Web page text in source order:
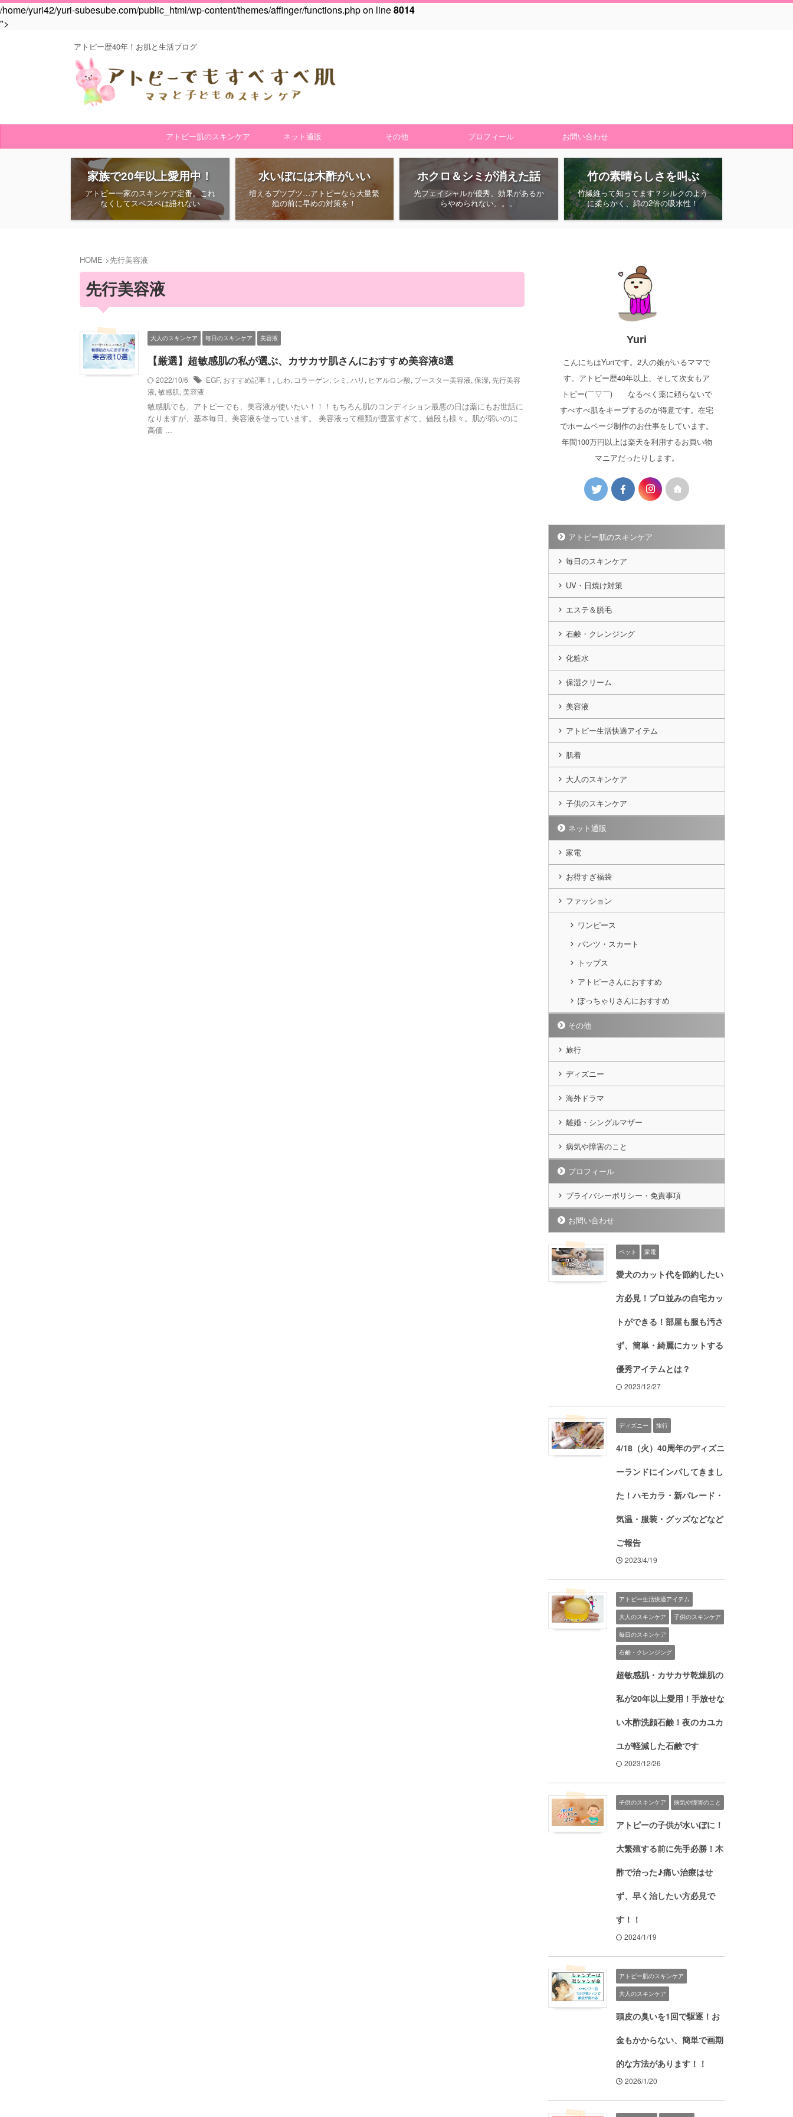
/home/yuri42/yuri-subesube.com/public_html/wp-content/themes/affinger/functions.php on line8014
">
アトピー歴40年！お肌と生活ブログ
アトピー肌のスキンケア ネット通販 その他 プロフィール お問い合わせ
家族で20年以上愛用中！
アトピー一家のスキンケア定番。これ
なくしてスベスベは語れない
水いぼには木酢がいい
増えるブツブツ…アトピーなら大量繁
殖の前に早めの対策を！
ホクロ＆シミが消えた話
光フェイシャルが優秀。効果があるか
らやめられない。。。
竹の素晴らしさを叫ぶ
竹繊維って知ってます？シルクのよう
に柔らかく、綿の2倍の吸水性！
HOME >先行美容液
先行美容液
大人のスキンケア 毎日のスキンケア 美容液
【厳選】超敏感肌の私が選ぶ、カサカサ肌さんにおすすめ美容液8選
2022/10/6 EGF, おすすめ記事！ , しわ, コラーゲン, シミ , ハリ , ヒアルロン酸, ブースター美容液, 保湿, 先行美容
液, 敏感肌, 美容液
敏感肌でも、アトピーでも、美容液が使いたい！！！もちろん肌のコンディション最悪の日は薬にもお世話に
なりますが、基本毎日、美容液を使っています。 美容液って種類が豊富すぎて、値段も様々。肌が弱いのに
高価 ...
Yuri
こんにちはYuriです。2人の娘がいるママで
す。アトピー歴40年以上、そして次女もア
トピー(￣▽￣)ゞ なるべく薬に頼らないで
すべすべ肌をキープするのが得意です。在宅
でホームページ制作のお仕事をしています。
年間100万円以上は楽天を利用するお買い物
マニアだったりします。
アトピー肌のスキンケア
毎日のスキンケア
UV・日焼け対策
エステ＆脱毛
石鹸・クレンジング
化粧水
保湿クリーム
美容液
アトピー生活快適アイテム
肌着
大人のスキンケア
子供のスキンケア
ネット通販
家電
お得すぎ福袋
ファッション
ワンピース
パンツ・スカート
トップス
アトピーさんにおすすめ
ぽっちゃりさんにおすすめ
その他
旅行
ディズニー
海外ドラマ
離婚・シングルマザー
病気や障害のこと
プロフィール
プライバシーポリシー・免責事項
お問い合わせ
ペット 家電
愛犬のカット代を節約したい
方必見！プロ並みの自宅カッ
トができる！部屋も服も汚さ
ず、簡単・綺麗にカットする
優秀アイテムとは？
2023/12/27
ディズニー 旅行
4/18（火）40周年のディズニ
ーランドにインパしてきまし
た！ハモカラ・新パレード・
気温・服装・グッズなどなど
ご報告
2023/4/19
アトピー生活快適アイテム
大人のスキンケア 子供のスキンケア
毎日のスキンケア
石鹸・クレンジング
超敏感肌・カサカサ乾燥肌の
私が20年以上愛用！手放せな
い木酢洗顔石鹸！夜のカユカ
ユが軽減した石鹸です
2023/12/26
子供のスキンケア 病気や障害のこと
アトピーの子供が水いぼに！
大繁殖する前に先手必勝！木
酢で治った♪痛い治療はせ
ず、早く治したい方必見で
す！！
2024/1/19
アトピー肌のスキンケア
大人のスキンケア
頭皮の臭いを1回で駆逐！お
金もかからない、簡単で画期
的な方法があります！！
2026/1/20